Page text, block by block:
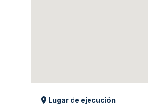
Lugar de ejecución